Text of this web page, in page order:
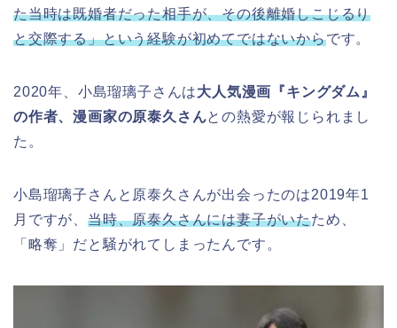
た当時は既婚者だった相手が、その後離婚しこじるり
と交際する」という経験が初めてではないからです。
2020年、小島瑠璃子さんは大人気漫画『キングダム』
の作者、漫画家の原泰久さんとの熱愛が報じられまし
た。
小島瑠璃子さんと原泰久さんが出会ったのは2019年1
月ですが、 当時、原泰久さんには妻子がいたため、
「略奪」だと騒がれてしまったんです。